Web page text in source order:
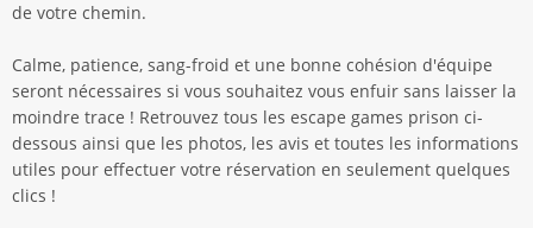
de votre chemin.
Calme, patience, sang-froid et une bonne cohésion d'équipe
seront nécessaires si vous souhaitez vous enfuir sans laisser la
moindre trace ! Retrouvez tous les escape games prison ci-
dessous ainsi que les photos, les avis et toutes les informations
utiles pour effectuer votre réservation en seulement quelques
clics !